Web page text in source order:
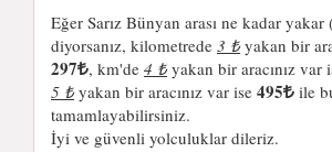
Eğer Sarız Bünyan arası ne kadar
diyorsanız, kilometrede 3 ₺yakan bir
297 , km'de 4 ₺yakan bir aracınız var
5 ₺yakan bir aracınız var ise 495
ile
tamamlayabilirsiniz.
İyi ve güvenli yolculuklar dileriz.